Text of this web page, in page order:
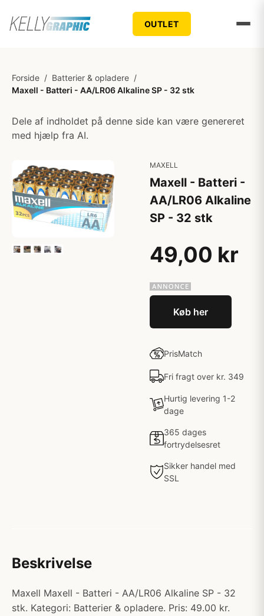
OUTLET
Forside / Batterier & opladere /
Maxell - Batteri - AA/LR06 Alkaline SP - 32 stk
Dele af indholdet på denne side kan være genereret
med hjælp fra AI.
MAXELL
Maxell - Batteri -
AA/LR06 Alkaline
SP - 32 stk
49,00 kr
Køb her
PrisMatch
Fri fragt over kr. 349
Hurtig levering 1-2
dage
365 dages
fortrydelsesret
Sikker handel med
SSL
Beskrivelse
Maxell Maxell - Batteri - AA/LR06 Alkaline SP - 32
stk. Kategori: Batterier & opladere. Pris: 49.00 kr.